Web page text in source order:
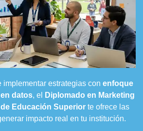
implementar estrategias con enfoque
datos, el
Diplomado en Marketing
Educación Superior te ofrece las
impacto real en tu institución.